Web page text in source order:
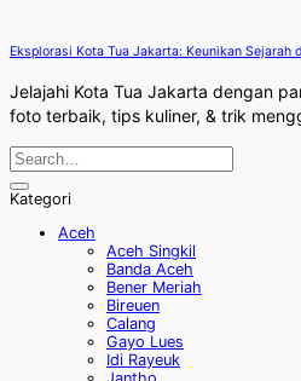
Eksplorasi Kota Tua Jakarta: Keunikan Sejarah
Jelajahi Kota Tua Jakarta dengan
foto terbaik, tips kuliner, & trik
Kategori
Aceh
Aceh Singkil
Banda Aceh
Bener Meriah
Bireuen
Calang
Gayo Lues
Idi Rayeuk